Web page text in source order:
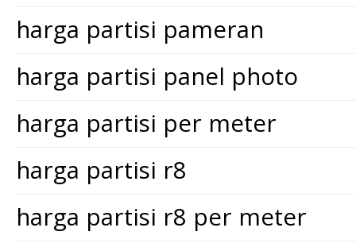
harga partisi pameran
harga partisi panel photo
harga partisi per meter
harga partisi r8
harga partisi r8 per meter